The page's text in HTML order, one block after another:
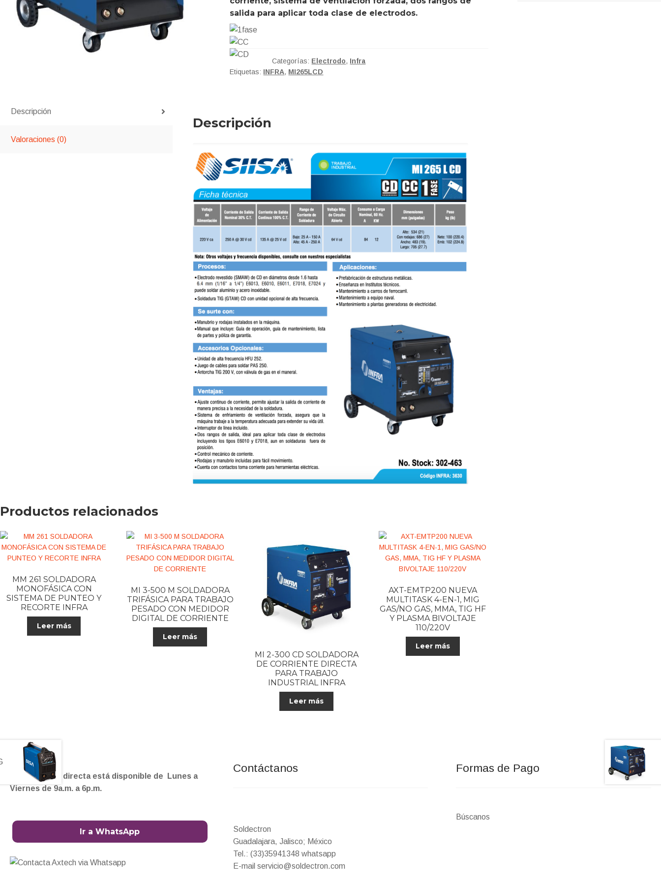
salida para aplicar toda clase de electrodos.
Categorías: Electrodo, Infra
Etiquetas: INFRA, MI265LCD
Descripción
Valoraciones (0)
Descripción
Productos relacionados
MM 261 SOLDADORA
MONOFÁSICA CON
SISTEMA DE PUNTEO Y
RECORTE INFRA
Leer más
MI 3-500 M SOLDADORA
TRIFÁSICA PARA TRABAJO
PESADO CON MEDIDOR
DIGITAL DE CORRIENTE
Leer más
MI 2-300 CD SOLDADORA
DE CORRIENTE DIRECTA
PARA TRABAJO
INDUSTRIAL INFRA
Leer más
AXT-EMTP200 NUEVA
MULTITASK 4-EN-1, MIG
GAS/NO GAS, MMA, TIG HF
Y PLASMA BIVOLTAJE
110/220V
Leer más
Nuestra línea directa está disponible de Lunes a
Viernes de 9a.m. a 6p.m.
Ir a WhatsApp
Contáctanos
Soldectron
Guadalajara, Jalisco; México
Tel.: (33)35941348 whatsapp
E-mail servicio@soldectron.com
Formas de Pago
Búscanos